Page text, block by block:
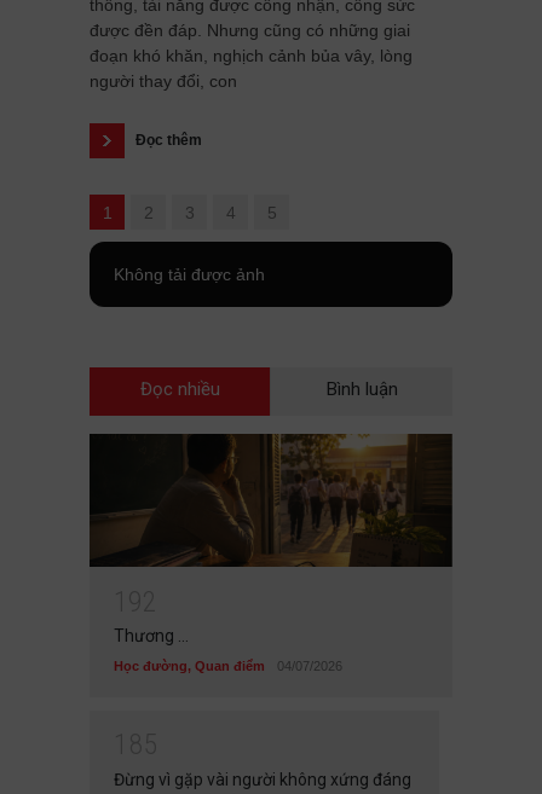
thông, tài năng được công nhận, công sức
được đền đáp. Nhưng cũng có những giai
đoạn khó khăn, nghịch cảnh bủa vây, lòng
người thay đổi, con
Đọc thêm
1 2 3 4 5
Không tải được ảnh
Đọc nhiều Bình luận
Thương ...
Học đường, Quan điểm 04/07/2026
Đừng vì gặp vài người không xứng đáng